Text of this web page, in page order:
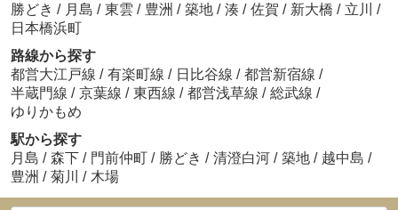
勝どき / 月島 / 東雲 / 豊洲 / 築地 / 湊 / 佐賀 / 新大橋 / 立川 /
日本橋浜町
路線から探す
都営大江戸線 / 有楽町線 / 日比谷線 / 都営新宿線 /
半蔵門線 / 京葉線 / 東西線 / 都営浅草線 / 総武線 /
ゆりかもめ
駅から探す
月島 / 森下 / 門前仲町 / 勝どき / 清澄白河 / 築地 / 越中島 /
豊洲 / 菊川 / 木場